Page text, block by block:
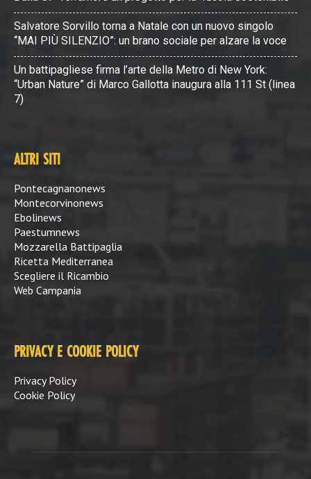
Salvatore Sorvillo torna a Natale con un nuovo singolo
“MAI PIÙ SILENZIO”: un brano sociale per alzare la voce
Un battipagliese firma l’arte della Metro di New York:
“Urban Nature” di Marco Gallotta inaugura alla 111 St (linea
7)
ALTRI SITI
Pontecagnanonews
Montecorvinonews
Ebolinews
Paestumnews
Mozzarella Battipaglia
Ricetta Mediterranea
Scegliere il Ricambio
Web Campania
PRIVACY E COOKIE POLICY
Privacy Policy
Cookie Policy